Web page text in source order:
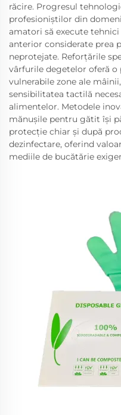
răcire. Progresul
profesioniștilor din
amatori să execute
anterior considerate prea
neprotejate. Reforțările
vârfurile degetelor oferă
vulnerabile zone ale
sensibilitatea tactilă
alimentelor. Metodele
mănușile pentru gătit își
protecție chiar și după
dezinfectare, oferind
mediile de bucătărie